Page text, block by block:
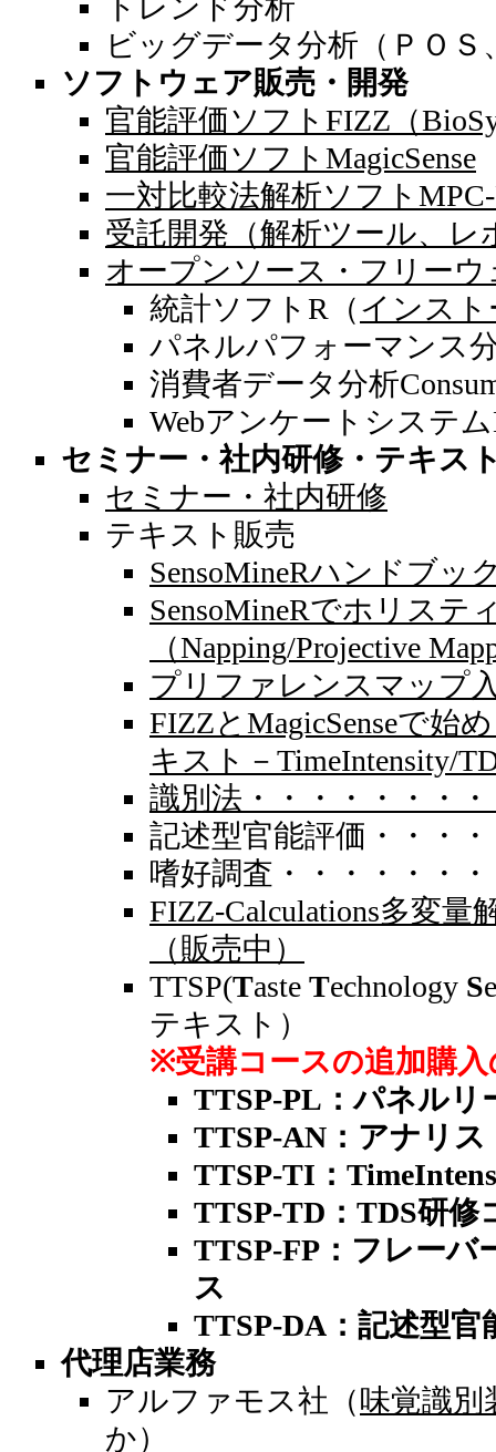
ビッグデータ分析（ＰＯＳ
ソフトウェア販売・開発
官能評価ソフトFIZZ（
官能評価ソフトMagicSense
一対比較法解析ソフト
受託開発（解析ツール、レ
オープンソース・フリーウ
統計ソフトR（インス
パネルパフォーマンス分
消費者データ分析
Webアンケートシステム
セミナー・社内研修・テキス
セミナー・社内研修
テキスト販売
SensoMineRハンドブ
SensoMineRでホリステ
（Napping/Projective
プリファレンスマップ
FIZZとMagicSenseで始
キスト－TimeIntensity/
識別法・・・・・・・
記述型官能評価・・・
嗜好調査・・・・・・
FIZZ-Calculations多変
（販売中）
TTSP(Taste Technology S
テキスト）
※受講コースの追加購入
TTSP-PL：パネルリ
TTSP-AN：アナリ
TTSP-TI：
TTSP-TD：TDS研修
TTSP-FP：フレーバ
ス
TTSP-DA：記述型官
代理店業務
アルファモス社（味覚識別
か）